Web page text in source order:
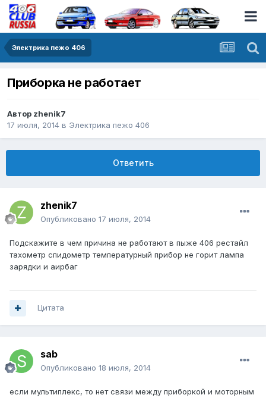
Электрика пежо 406
Приборка не работает
Автор zhenik7
17 июля, 2014 в Электрика пежо 406
Ответить
zhenik7
Опубликовано 17 июля, 2014
Подскажите в чем причина не работают в пыже 406 рестайл
тахометр спидометр температурный прибор не горит лампа
зарядки и аирбаг
Цитата
sab
Опубликовано 18 июля, 2014
если мультиплекс, то нет связи между приборкой и моторным